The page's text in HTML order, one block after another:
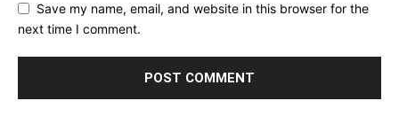
Save my name, email, and website in this browser for the
next time I comment.